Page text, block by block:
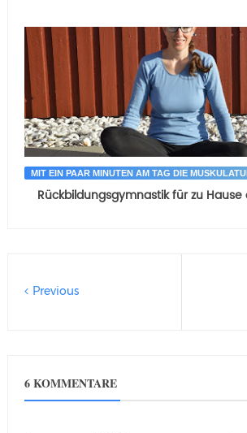
MIT EIN PAAR MINUTEN AM TAG DIE
Rückbildungsgymnastik für zu
Previous
6 KOMMENTARE